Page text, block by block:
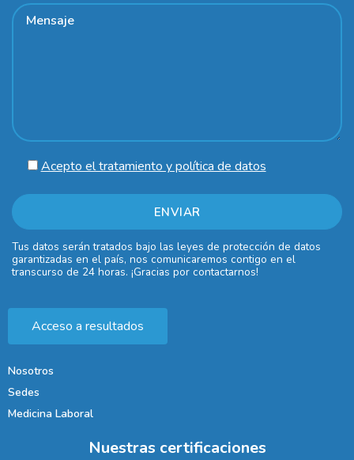
Acepto el tratamiento y política de datos
Tus datos serán tratados bajo las leyes de protección de datos
garantizadas en el país, nos comunicaremos contigo en el
transcurso de 24 horas. ¡Gracias por contactarnos!
Acceso a resultados
Nosotros
Sedes
Medicina Laboral
Nuestras certificaciones